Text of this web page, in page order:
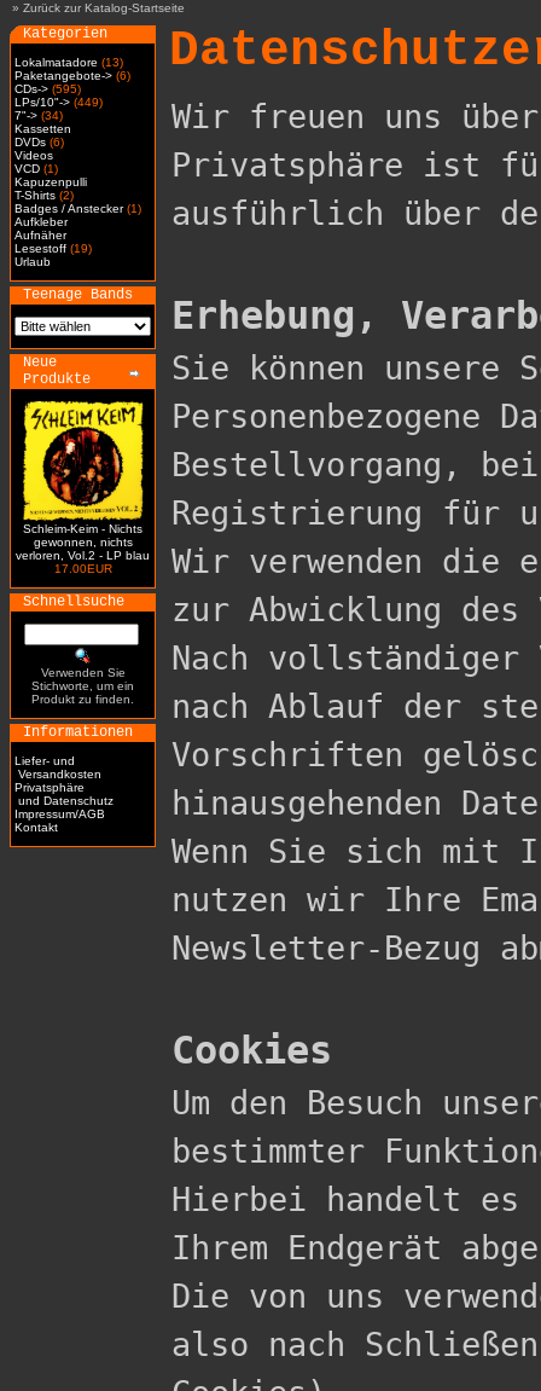
» Zurück zur Katalog-Startseite
Kategorien
Lokalmatadore (13)
Paketangebote-> (6)
CDs-> (595)
LPs/10"-> (449)
7"-> (34)
Kassetten
DVDs (6)
Videos
VCD (1)
Kapuzenpulli
T-Shirts (2)
Badges / Anstecker(1)
Aufkleber
Aufnäher
Lesestoff (19)
Urlaub
Teenage Bands
Neue
Produkte
Schleim-Keim - Nichts
gewonnen, nichts
verloren, Vol.2 - LP blau
17.00EUR
Schnellsuche
Verwenden Sie
Stichworte, um ein
Produkt zu finden.
Informationen
Liefer- und
Versandkosten
Privatsphäre
und Datenschutz
Impressum/AGB
Kontakt
Wir freuen uns
Privatsphäre ist
ausführlich über
Erhebung,
Sie können unsere
Personenbezogene
Bestellvorgang,
Registrierung für
Wir verwenden die
zur Abwicklung
Nach vollständiger
nach Ablauf der
Vorschriften
hinausgehenden
Wenn Sie sich mit
nutzen wir Ihre
Newsletter-Bezug
Cookies
Um den Besuch
bestimmter
Hierbei handelt
Ihrem Endgerät
Die von uns
also nach